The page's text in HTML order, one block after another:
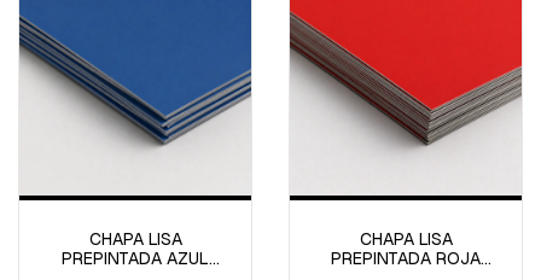
CHAPA LISA
PREPINTADA AZUL
CHAPA LISA
PREPINTADA ROJA